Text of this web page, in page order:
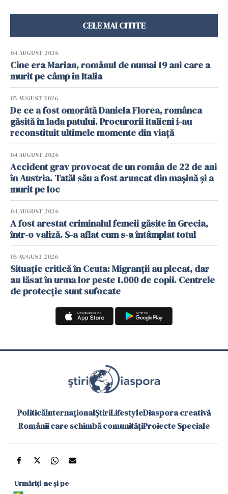
CELE MAI CITITE
04 AUGUST 2026
Cine era Marian, românul de numai 19 ani care a
murit pe câmp în Italia
05 AUGUST 2026
De ce a fost omorâtă Daniela Florea, românca
găsită în lada patului. Procurorii italieni i-au
reconstituit ultimele momente din viață
04 AUGUST 2026
Accident grav provocat de un român de 22 de ani
în Austria. Tatăl său a fost aruncat din mașină și a
murit pe loc
04 AUGUST 2026
A fost arestat criminalul femeii găsite în Grecia,
într-o valiză. S-a aflat cum s-a întâmplat totul
05 AUGUST 2026
Situație critică în Ceuta: Migranții au plecat, dar
au lăsat în urma lor peste 1.000 de copii. Centrele
de protecție sunt sufocate
PoliticăInternaționalȘtiriLifestyleDiaspora creativă
Românii care schimbă comunitățiProiecte Speciale
Urmăriți-ne și pe